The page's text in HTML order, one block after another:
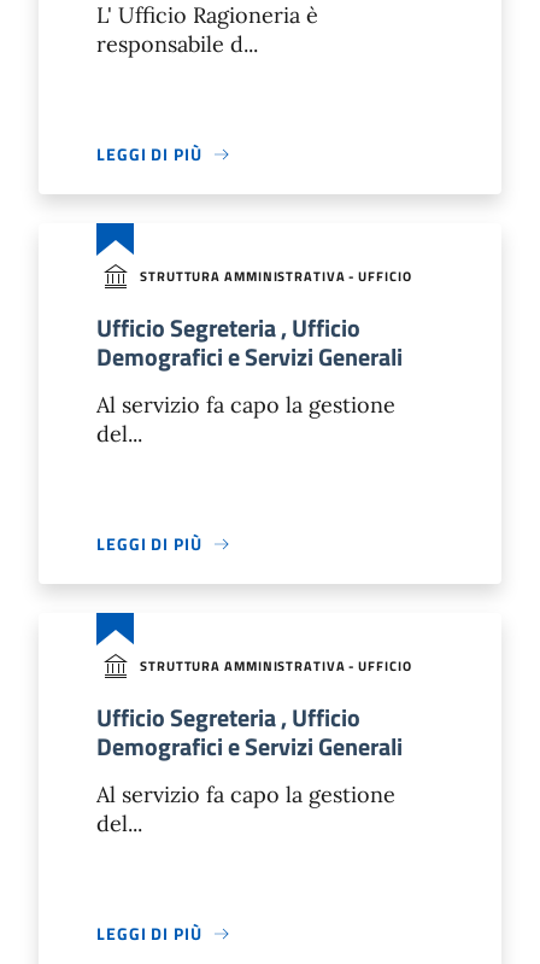
L' Ufficio Ragioneria è
responsabile d...
LEGGI DI PIÙ
STRUTTURA AMMINISTRATIVA - UFFICIO
Ufficio Segreteria , Ufficio
Demografici e Servizi Generali
Al servizio fa capo la gestione
del...
LEGGI DI PIÙ
STRUTTURA AMMINISTRATIVA - UFFICIO
Ufficio Segreteria , Ufficio
Demografici e Servizi Generali
Al servizio fa capo la gestione
del...
LEGGI DI PIÙ